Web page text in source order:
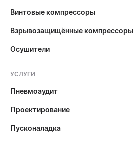
Винтовые компрессоры
Взрывозащищённые компрессоры
Осушители
УСЛУГИ
Пневмоаудит
Проектирование
Пусконаладка